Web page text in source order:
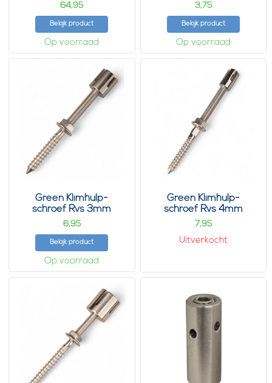
64,95
Bekijk product
Op voorraad
3,75
Bekijk product
Op voorraad
Green Klimhulp-
schroef Rvs 3mm
6,95
Bekijk product
Op voorraad
Green Klimhulp-
schroef Rvs 4mm
7,95
Uitverkocht